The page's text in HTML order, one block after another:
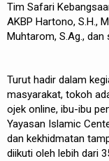
Tim Safari
AKBP Hartono, S.H.,
Muhtarom, S.Ag.,
Turut hadir dalam
masyarakat, tokoh
ojek online, ibu-ibu
Yayasan Islamic
dan kekhidmatan
diikuti oleh lebih dari